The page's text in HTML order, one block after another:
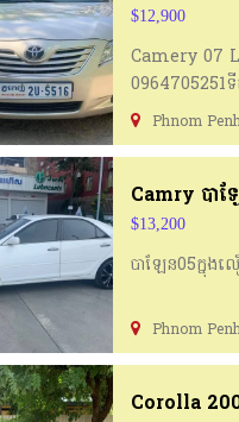
$12,900
Camery 07
0964705251ទី
Phnom
Camry បា
$13,200
បាឡែន05ក្នុងល
Phnom
Corolla